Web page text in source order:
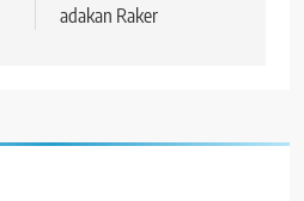
adakan Raker